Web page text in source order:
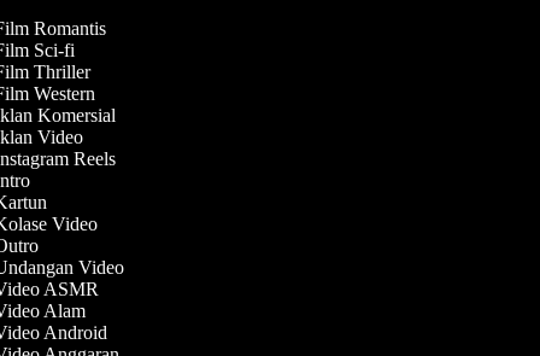
Romantis
Sci-fi
Thriller
Western
Komersial
Video
Reels
Video
Video
ASMR
Alam
Android